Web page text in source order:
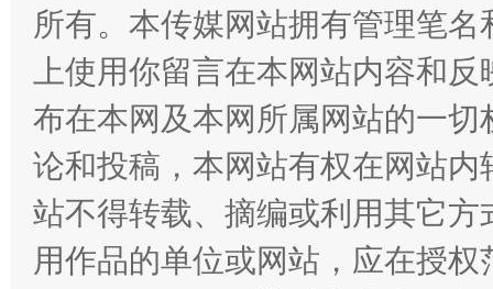
招工难、用工荒背后
所有。本传媒网站拥有管理笔
上使用你留言在本网站内容和
布在本网及本网所属网站的一
论和投稿，本网站有权在网站
站不得转载、摘编或利用其它
用作品的单位或网站，应在授